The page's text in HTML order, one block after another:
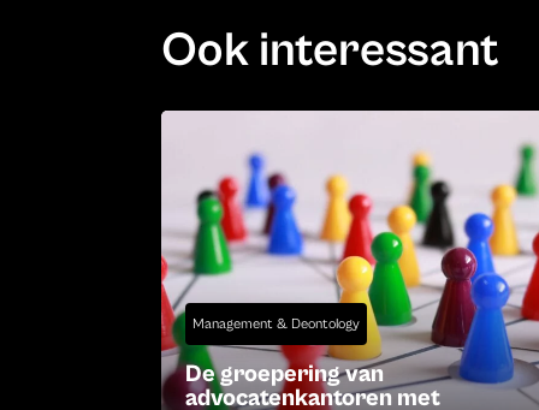
Ook interessant
Management & Deontology
De groepering van
advocatenkantoren met